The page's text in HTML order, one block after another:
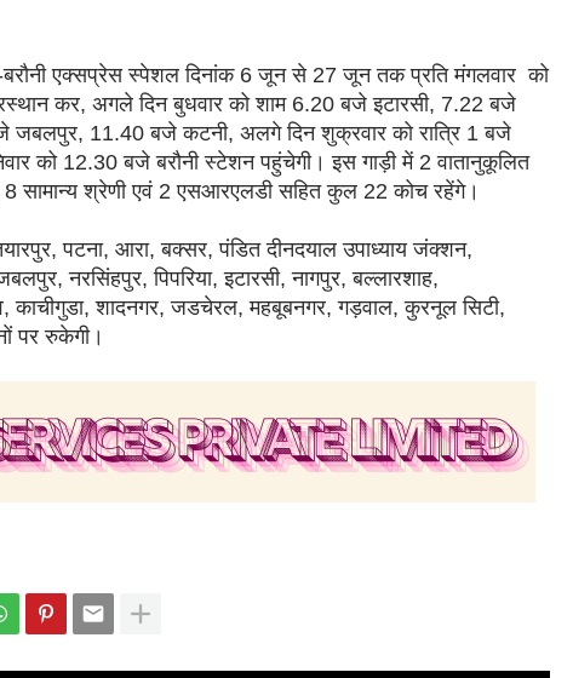
एक्सप्रेस स्पेशल दिनांक 6 जून से 27 जून तक प्रति मंगलवार को
कर, अगले दिन बुधवार को शाम 6.20 बजे इटारसी, 7.22 बजे
जबलपुर, 11.40 बजे कटनी, अलगे दिन शुक्रवार को रात्रि 1 बजे
को 12.30 बजे बरौनी स्टेशन पहुंचेगी। इस गाड़ी में 2 वातानुकूलित
8 सामान्य श्रेणी एवं 2 एसआरएलडी सहित कुल 22 कोच रहेंगे।
पटना, आरा, बक्सर, पंडित दीनदयाल उपाध्याय जंक्शन,
नरसिंहपुर, पिपरिया, इटारसी, नागपुर, बल्लारशाह,
काचीगुडा, शादनगर, जडचेरल, महबूबनगर, गड़वाल, कुरनूल सिटी,
पर रुकेगी।